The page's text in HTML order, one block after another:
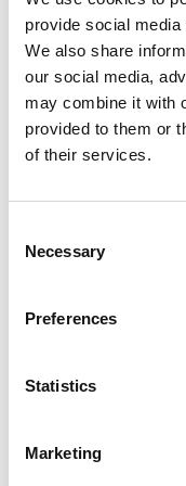
provide social
We also share
our social media,
may combine it with
provided to them or
of their services.
Selection
Necessary
Preferences
Statistics
Marketing